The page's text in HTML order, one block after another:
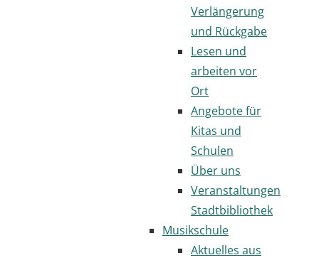
Verlängerung
und Rückgabe
Lesen und
arbeiten vor
Ort
Angebote für
Kitas und
Schulen
Über uns
Veranstaltungen
Stadtbibliothek
Musikschule
Aktuelles aus